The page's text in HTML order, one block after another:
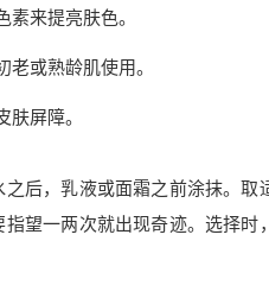
素来提亮肤色。
老或熟龄肌使用。
肤屏障。
后，乳液或面霜之前涂抹。
望一两次就出现奇迹。选择